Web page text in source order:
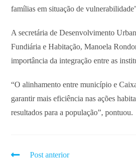
famílias em situação de
A secretária de Desenvolvimento
Fundiária e Habitação, Manoela
importância da integração entre as
“O alinhamento entre município e
garantir mais eficiência nas ações
resultados para a população”, pontuou.
Post anterior